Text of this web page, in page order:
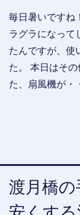
毎日暑いですね
ラグラになって
たんですが、使
た。 本日はそ
た、扇風機が・
渡月橋